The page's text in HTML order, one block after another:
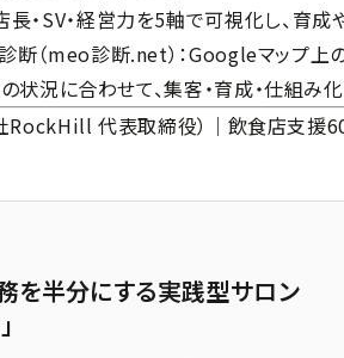
長・SV・経営力を5軸で可視化し、育
断（meo診断.net） ：Googleマップ上
の状況に合わせて、集客・育成・仕組み
RockHill 代表取締役）｜飲食店支援
を半分にする実践型サロン